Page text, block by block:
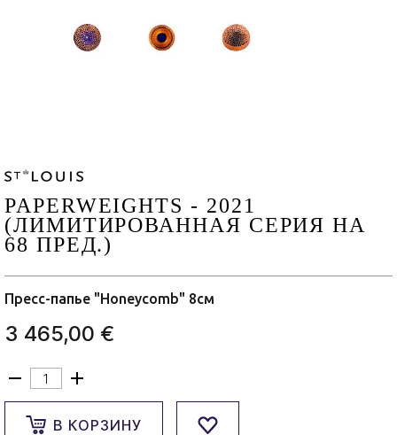
PAPERWEIGHTS - 2021
(ЛИМИТИРОВАННАЯ СЕРИЯ НА
68 ПРЕД.)
Пресс-папье "Honeycomb" 8см
3 465,00 €
В КОРЗИНУ